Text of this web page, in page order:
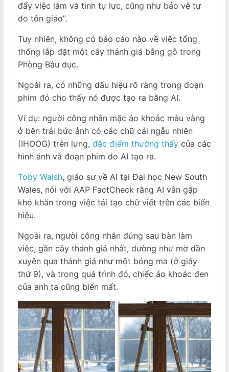
đẩy việc làm và tinh tự lực, cũng như bảo vệ tự
do tôn giáo”.
Tuy nhiên, không có báo cáo nào về việc tổng
thống lắp đặt một cây thánh giá bằng gỗ trong
Phòng Bầu dục.
Ngoài ra, có những dấu hiệu rõ ràng trong đoạn
phim đó cho thấy nó được tạo ra bằng AI.
Ví dụ: người công nhân mặc áo khoác màu vàng
ở bên trái bức ảnh có các chữ cái ngẫu nhiên
(IHOOG) trên lưng, đặc điểm thường thấycủa các
hình ảnh và đoạn phim do AI tạo ra.
Toby Walsh, giáo sư về AI tại Đại học New South
Wales, nói với AAP FactCheck rằng AI vẫn gặp
khó khăn trong việc tái tạo chữ viết trên các biển
hiệu.
Ngoài ra, người công nhân đứng sau bàn làm
việc, gần cây thánh giá nhất, dường như mờ dần
xuyên qua thánh giá như một bóng ma (ở giây
thứ 9), và trong quá trình đó, chiếc áo khoác đen
của anh ta cũng biến mất.